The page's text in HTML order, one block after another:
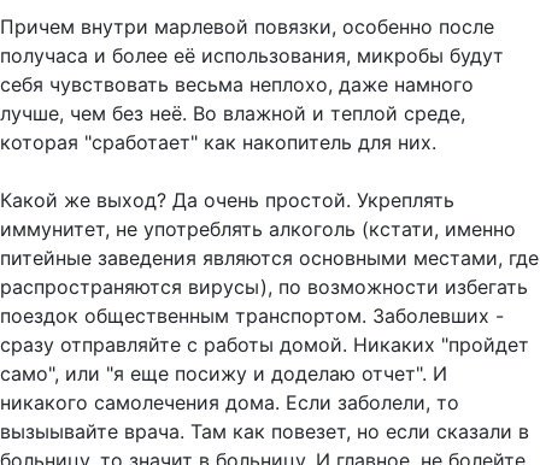
Причем внутри марлевой повязки, особенно после
получаса и более её использования, микробы будут
себя чувствовать весьма неплохо, даже намного
лучше, чем без неё. Во влажной и теплой среде,
которая "сработает" как накопитель для них.
Какой же выход? Да очень простой. Укреплять
иммунитет, не употреблять алкоголь (кстати, именно
питейные заведения являются основными местами, где
распространяются вирусы), по возможности избегать
поездок общественным транспортом. Заболевших -
сразу отправляйте с работы домой. Никаких "пройдет
само", или "я еще посижу и доделаю отчет". И
никакого самолечения дома. Если заболели, то
вызыывайте врача. Там как повезет, но если сказали в
больницу, то значит в больницу. И главное, не болейте.